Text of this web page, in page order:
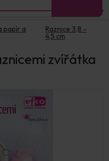
papír a Raznice 3,8 -
4,5 cm
zvířátka